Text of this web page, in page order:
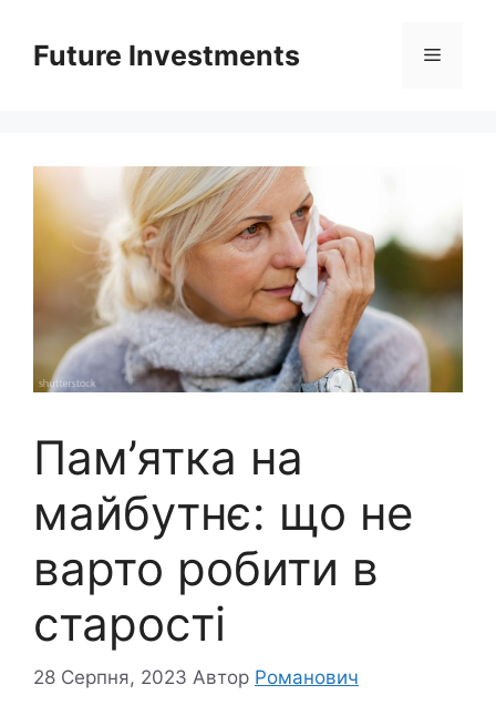
вмістуFuture Investments Меню
Пам’ятка на
майбутнє: що не
варто робити в
старості
28 Серпня, 2023 Автор Романович